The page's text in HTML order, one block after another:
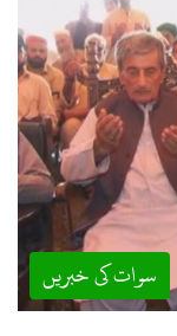
سوات کی خبریں